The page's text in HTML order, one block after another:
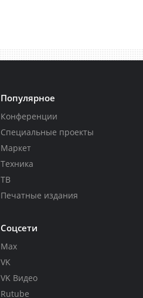
Популярное
Конференции
Специальные проекты
Маркет
Техника
ТВ
Печатные издания
Соцсети
Max
VK
VK Видео
Rutube